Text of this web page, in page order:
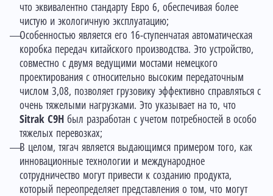
что эквивалентно стандарту Евро 6, обеспечивая более
чистую и экологичную эксплуатацию;
Особенностью является его 16-ступенчатая автоматическая
коробка передач китайского производства. Это устройство,
совместно с двумя ведущими мостами немецкого
проектирования с относительно высоким передаточным
числом 3,08, позволяет грузовику эффективно справляться с
очень тяжелыми нагрузками. Это указывает на то, что
Sitrak C9H был разработан с учетом потребностей в особо
тяжелых перевозках;
В целом, тягач является выдающимся примером того, как
инновационные технологии и международное
сотрудничество могут привести к созданию продукта,
который переопределяет представления о том, что могут